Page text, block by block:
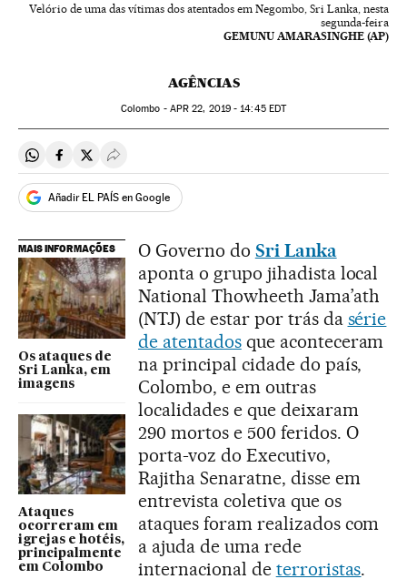
Velório de uma das vítimas dos atentados em Negombo, Sri Lanka, nesta
segunda-feira
GEMUNU AMARASINGHE (AP)
AGÊNCIAS
Colombo - APR 22, 2019 - 14:45EDT
Compartir en Whatsapp
Compartir en Facebook
Compartir en Twitter
Desplegar Redes Sociales
Añadir EL PAÍS en Google
MAIS INFORMAÇÕES
Os ataques de
Sri Lanka, em
imagens
Ataques
ocorreram em
igrejas e hotéis,
principalmente
em Colombo
O Governo do Sri Lanka
aponta o grupo jihadista local
National Thowheeth Jama’ath
(NTJ) de estar por trás da série
de atentadosque aconteceram
na principal cidade do país,
Colombo, e em outras
localidades e que deixaram
290 mortos e 500 feridos. O
porta-voz do Executivo,
Rajitha Senaratne, disse em
entrevista coletiva que os
ataques foram realizados com
a ajuda de uma rede
internacional de terroristas.